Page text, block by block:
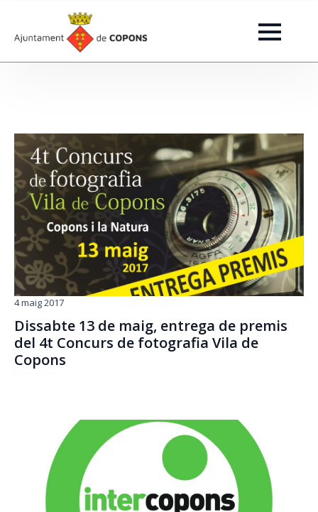
Dissabte 13 de maig, entrega de premis
del 4t Concurs de fotografia Vila de
Copons
4 maig 2017